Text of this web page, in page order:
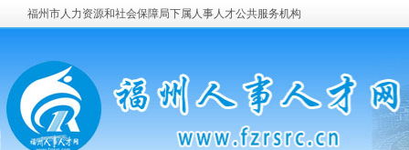
福州市人力资源和社会保障局下属人事人才公共服务机构